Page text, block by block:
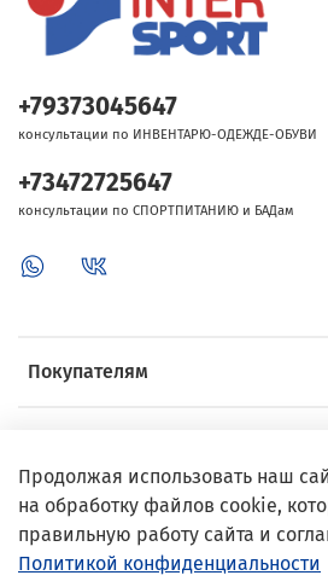
Покупателям
Выгодные предложения
+79373045647
консультации по ИНВЕНТАРЮ-ОДЕЖДЕ-ОБУВИ
+73472725647
консультации по СПОРТПИТАНИЮ и БАДам
Продолжая использовать наш
на обработку файлов cookie,
правильную работу сайта и
Политикой конфиденциальности